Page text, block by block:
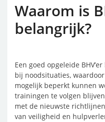
Waarom is
belangrijk?
Een goed opgeleide
bij noodsituaties,
mogelijk beperkt kunnen
trainingen te volgen
met de nieuwste
van veiligheid en